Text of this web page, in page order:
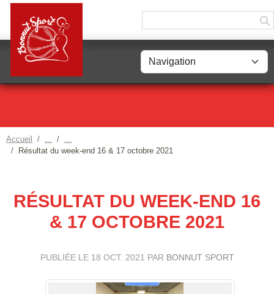
Accueil
Résultat du week-end 16 & 17 octobre 2021
RÉSULTAT DU WEEK-END 16
& 17 OCTOBRE 2021
PUBLIÉE LE 18 OCT. 2021 PAR BONNUT SPORT